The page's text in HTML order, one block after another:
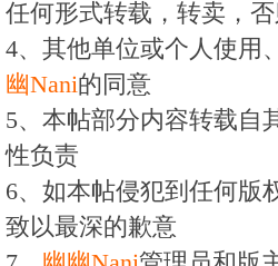
任何形式转载，转卖，
4、其他单位或个人使用
幽Nani的同意
5、本帖部分内容转载自
性负责
6、如本帖侵犯到任何版
致以最深的歉意